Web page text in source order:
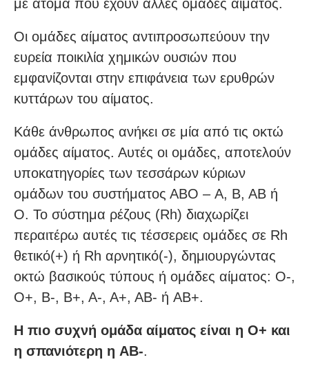
με άτομα που έχουν άλλες ομάδες αίματος.
Οι ομάδες αίματος αντιπροσωπεύουν την
ευρεία ποικιλία χημικών ουσιών που
εμφανίζονται στην επιφάνεια των ερυθρών
κυττάρων του αίματος.
Κάθε άνθρωπος ανήκει σε μία από τις οκτώ
ομάδες αίματος. Αυτές οι ομάδες, αποτελούν
υποκατηγορίες των τεσσάρων κύριων
ομάδων του συστήματος ΑΒΟ – A, B, AB ή
O. Το σύστημα ρέζους (Rh) διαχωρίζει
περαιτέρω αυτές τις τέσσερεις ομάδες σε Rh
θετικό(+) ή Rh αρνητικό(-), δημιουργώντας
οκτώ βασικούς τύπους ή ομάδες αίματος: O-,
O+, B-, B+, A-, A+, AB- ή AB+.
Η πιο συχνή ομάδα αίματος είναι η O+ και
η σπανιότερη η AB-.